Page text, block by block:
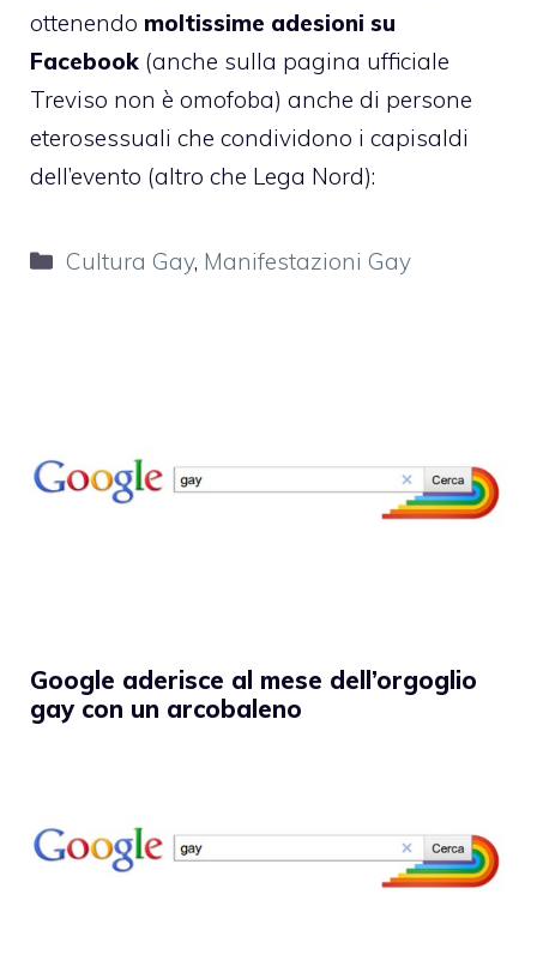
ottenendo moltissime adesioni su
Facebook (anche sulla pagina ufficiale
Treviso non è omofoba) anche di persone
eterosessuali che condividono i capisaldi
dell’evento (altro che Lega Nord):
Categorie
Cultura Gay, Manifestazioni Gay
Google aderisce al mese dell’orgoglio
gay con un arcobaleno